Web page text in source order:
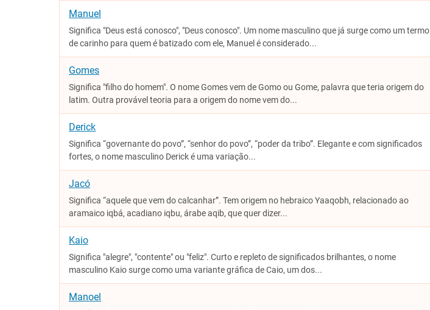
Manuel
Significa "Deus está conosco", "Deus conosco". Um nome masculino que já surge como um termo
de carinho para quem é batizado com ele, Manuel é considerado...
Gomes
Significa "filho do homem". O nome Gomes vem de Gomo ou Gome, palavra que teria origem do
latim. Outra provável teoria para a origem do nome vem do...
Derick
Significa “governante do povo”, “senhor do povo”, “poder da tribo”. Elegante e com significados
fortes, o nome masculino Derick é uma variação...
Jacó
Significa “aquele que vem do calcanhar”. Tem origem no hebraico Yaaqobh, relacionado ao
aramaico iqbá, acadiano iqbu, árabe aqib, que quer dizer...
Kaio
Significa "alegre", "contente" ou "feliz". Curto e repleto de significados brilhantes, o nome
masculino Kaio surge como uma variante gráfica de Caio, um dos...
Manoel